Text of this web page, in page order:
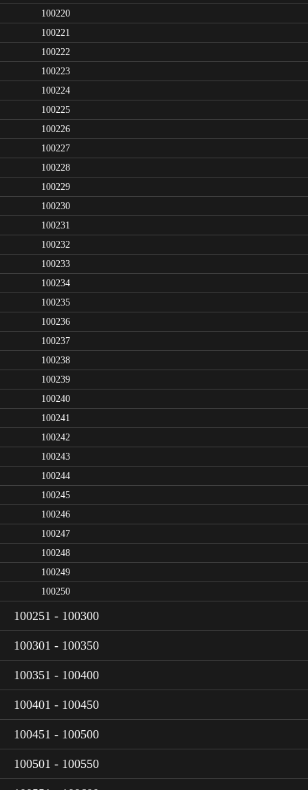
100220
100221
100222
100223
100224
100225
100226
100227
100228
100229
100230
100231
100232
100233
100234
100235
100236
100237
100238
100239
100240
100241
100242
100243
100244
100245
100246
100247
100248
100249
100250
100251 - 100300
100301 - 100350
100351 - 100400
100401 - 100450
100451 - 100500
100501 - 100550